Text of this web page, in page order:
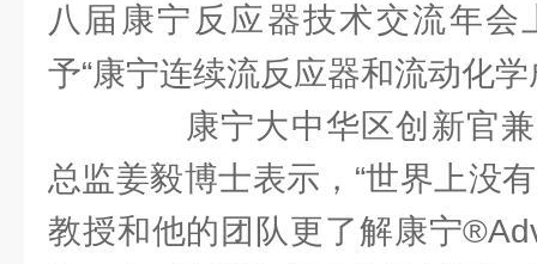
八届康宁反应器技术交流年会
予“康宁连续流反应器和流动化学
康宁大中华区创新官兼
总监姜毅博士表示，“世界上没
教授和他的团队更了解康宁